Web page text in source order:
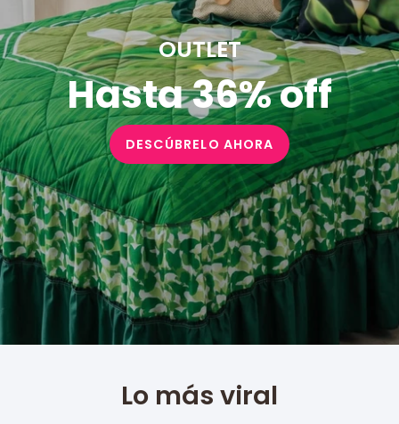
OUTLET
Hasta 36% off
DESCÚBRELO AHORA
Lo más viral